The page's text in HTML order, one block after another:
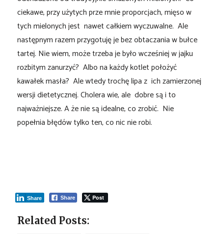
ciekawe, przy użytych prze mnie proporcjach, mięso w
tych mielonych jest nawet całkiem wyczuwalne. Ale
następnym razem przygotuję je bez obtaczania w bułce
tartej. Nie wiem, może trzeba je było wcześniej w jajku
rozbitym zanurzyć? Albo na każdy kotlet położyć
kawałek masła? Ale wtedy trochę lipa z ich zamierzonej
wersji dietetycznej. Cholera wie, ale dobre są i to
najważniejsze. A że nie są idealne, co zrobić. Nie
popełnia błędów tylko ten, co nic nie robi.
Share Post
Share
Related Posts: